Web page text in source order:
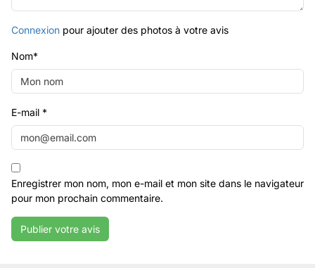
Connexion pour ajouter des photos à votre avis
Nom*
E-mail *
Enregistrer mon nom, mon e-mail et mon site dans le navigateur
pour mon prochain commentaire.